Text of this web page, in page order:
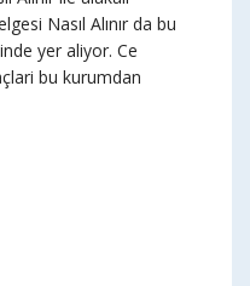
Nasıl Alınır da bu
yer aliyor. Ce
bu kurumdan